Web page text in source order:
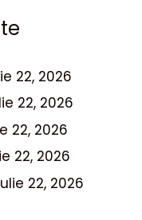
22, 2026
22, 2026
22, 2026
22, 2026
22, 2026